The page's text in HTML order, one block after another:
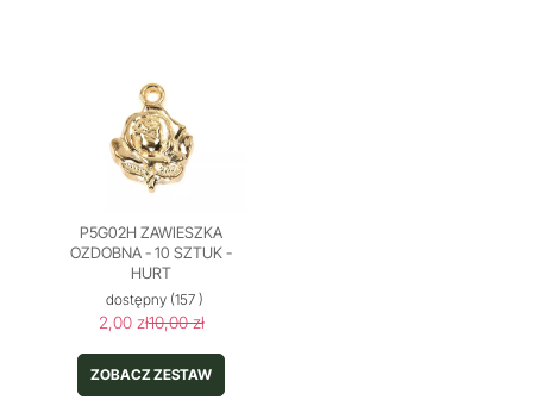
P5G02H ZAWIESZKA
OZDOBNA - 10 SZTUK -
HURT
dostępny(157 )
2,00 zł10,00 zł
ZOBACZ ZESTAW